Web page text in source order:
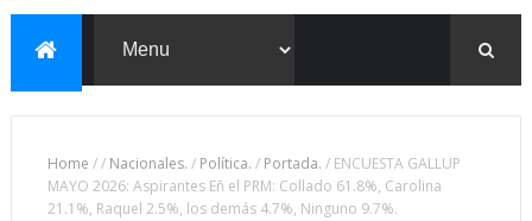
Home // Nacionales. / Política. / Portada. / ENCUESTA GALLUP
MAYO 2026: Aspirantes Eñ el PRM: Collado 61.8%, Carolina
21.1%, Raquel 2.5%, los demás 4.7%, Ninguno 9.7%.